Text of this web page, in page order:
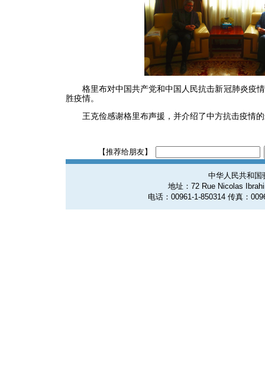
格里布对中国共产党和中国人民抗击新冠肺炎疫情
胜疫情。
王克俭感谢格里布声援，并介绍了中方抗击疫情的
【推荐给朋友】
中华人民共和国
地址：72 Rue Nicolas
电话：00961-1-850314 传真：